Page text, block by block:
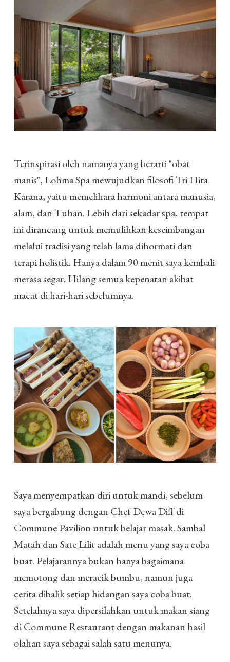
Terinspirasi oleh namanya yang berarti "obat
manis", Lohma Spa mewujudkan filosofi Tri Hita
Karana, yaitu memelihara harmoni antara manusia,
alam, dan Tuhan. Lebih dari sekadar spa, tempat
ini dirancang untuk memulihkan keseimbangan
melalui tradisi yang telah lama dihormati dan
terapi holistik. Hanya dalam 90 menit saya kembali
merasa segar. Hilang semua kepenatan akibat
macat di hari-hari sebelumnya.
Saya menyempatkan diri untuk mandi, sebelum
saya bergabung dengan Chef Dewa Diff di
Commune Pavilion untuk belajar masak. Sambal
Matah dan Sate Lilit adalah menu yang saya coba
buat. Pelajarannya bukan hanya bagaimana
memotong dan meracik bumbu, namun juga
cerita dibalik setiap hidangan saya coba buat.
Setelahnya saya dipersilahkan untuk makan siang
di Commune Restaurant dengan makanan hasil
olahan saya sebagai salah satu menunya.